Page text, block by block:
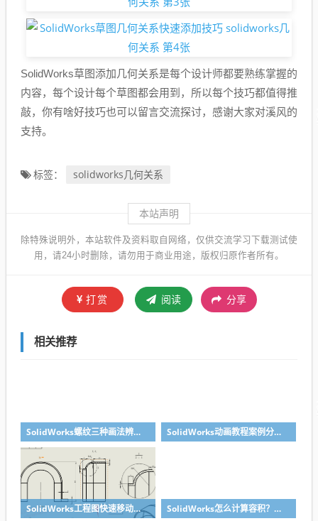
SolidWorks草图添加几何关系是每个设计师都要熟练掌握的
内容，每个设计每个草图都会用到，所以每个技巧都值得推
敲，你有啥好技巧也可以留言交流探讨，感谢大家对溪风的
支持。
标签： solidworks几何关系
本站声明
除特殊说明外，本站软件及资料取自网络，仅供交流学习下载测试使
用，请24小时删除，请勿用于商业用途，版权归原作者所有。
打赏 阅读 分享
相关推荐
SolidWorks螺纹三种画法辨析异同：装饰螺纹线、螺柱向导、螺纹特征 SolidWorks动画教程案例分享之圆管分料动画，重力自然滑落
SolidWorks工程图快速移动视图位置技巧，溪风实战分享 SolidWorks怎么计算容积？容器的体积？